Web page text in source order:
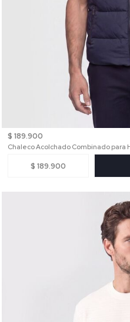
$ 189.900
Chaleco Acolchado Combinado para
$ 189.900